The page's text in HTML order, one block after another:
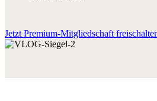
Jetzt Premium-Mitgliedschaft